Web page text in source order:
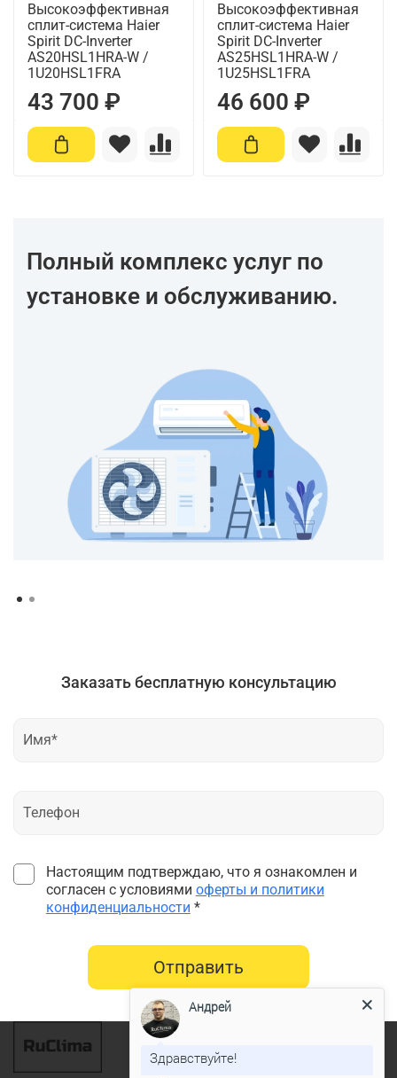
Высокоэффективная
сплит-система Haier
Spirit DC-Inverter
AS20HSL1HRA-W /
1U20HSL1FRA
43 700 ₽
Высокоэффективная
сплит-система Haier
Spirit DC-Inverter
AS25HSL1HRA-W /
1U25HSL1FRA
46 600 ₽
Полный комплекс услуг по
установке и обслуживанию.
Заказать бесплатную консультацию
Настоящим подтверждаю, что я ознакомлен и
согласен с условиями оферты и политики
конфиденциальности *
Отправить
Андрей
Здравствуйте!